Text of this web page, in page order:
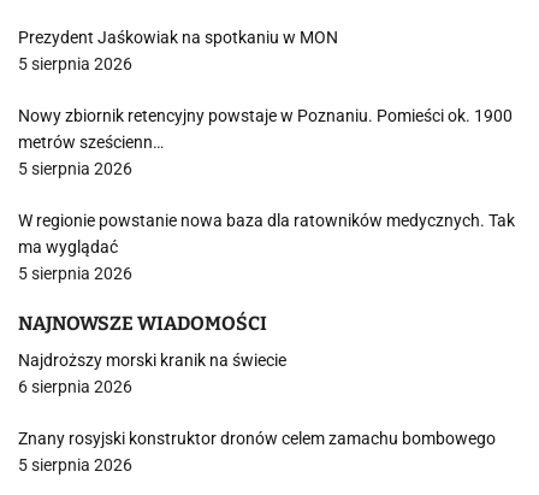
Prezydent Jaśkowiak na spotkaniu w MON
5 sierpnia 2026
Nowy zbiornik retencyjny powstaje w Poznaniu. Pomieści ok. 1900
metrów sześcienn…
5 sierpnia 2026
W regionie powstanie nowa baza dla ratowników medycznych. Tak
ma wyglądać
5 sierpnia 2026
NAJNOWSZE WIADOMOŚCI
Najdroższy morski kranik na świecie
6 sierpnia 2026
Znany rosyjski konstruktor dronów celem zamachu bombowego
5 sierpnia 2026